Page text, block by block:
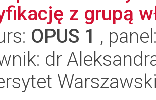
z grupą
OPUS 1 ,
dr